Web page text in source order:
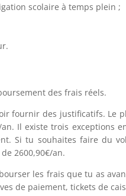
scolaire à temps plein ;
des frais réels.
fournir des justificatifs. Le
Il existe trois exceptions
Si tu souhaites faire du
2600,90€/an.
les frais que tu as
de paiement, tickets de